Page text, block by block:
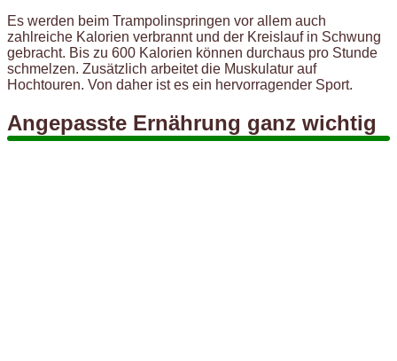
Es werden beim Trampolinspringen vor allem auch
zahlreiche Kalorien verbrannt und der Kreislauf in Schwung
gebracht. Bis zu 600 Kalorien können durchaus pro Stunde
schmelzen. Zusätzlich arbeitet die Muskulatur auf
Hochtouren. Von daher ist es ein hervorragender Sport.
Angepasste Ernährung ganz wichtig